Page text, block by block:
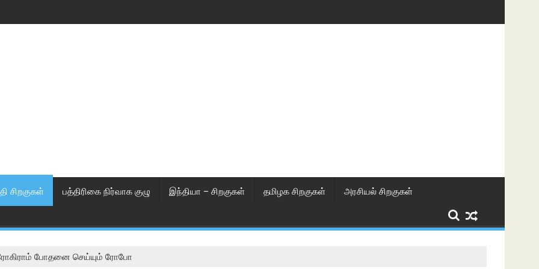
சிறகுகள் பத்திரிகை நிர்வாக குழு இந்தியா – சிறகுகள் தமிழக சிறகுகள் அரசியல் சிறகுகள்
போதனை செய்யும் ரோபோ